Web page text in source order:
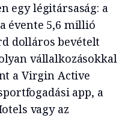
egy légitársaság: a
évente 5,6 millió
dolláros bevételt
vállalkozásokkal
a Virgin Active
app, a
vagy az